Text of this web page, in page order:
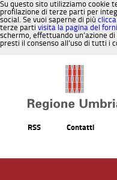
Su questo sito utilizziamo cookie
profilazione di terze parti per
social. Se vuoi saperne di più
terze parti visita la pagina del
schermo, effettuando un’azione
presti il consenso all’uso di tutti i
RSS Contatti